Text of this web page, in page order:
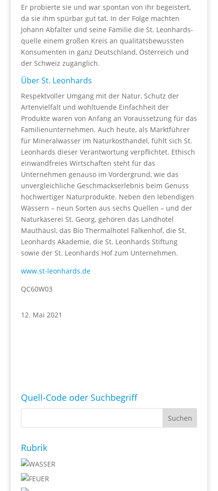
Er probierte sie und war spontan von ihr begeistert,
da sie ihm spürbar gut tat. In der Folge machten
Johann Abfalter und seine Familie die St. Leonhards­
quelle einem großen Kreis an qualitätsbewussten
Konsumenten in ganz Deutschland, Österreich und
der Schweiz zugänglich.
Über St. Leonhards
Respektvoller Umgang mit der Natur, Schutz der
Artenvielfalt und wohltuende Einfachheit der
Produkte waren von Anfang an Voraussetzung für das
Familienunternehmen. Auch heute, als Marktführer
für Mineralwasser im Naturkosthandel, fühlt sich St.
Leonhards dieser Verantwortung verpflichtet. Ethisch
einwandfreies Wirtschaften steht für das
Unternehmen genauso im Vordergrund, wie das
unvergleichliche Geschmackserlebnis beim Genuss
hochwertiger Naturprodukte. Neben den lebendigen
Wässern – neun Sorten aus sechs Quellen – und der
Naturkäserei St. Georg, gehören das Landhotel
Mauthäusl, das Bio Thermalhotel Falkenhof, die St.
Leonhards Akademie, die St. Leonhards Stiftung
sowie der St. Leonhards Hof zum Unternehmen.
www.st-leonhards.de
QC60W03
12. Mai 2021
Quell-Code oder Suchbegriff
Rubrik